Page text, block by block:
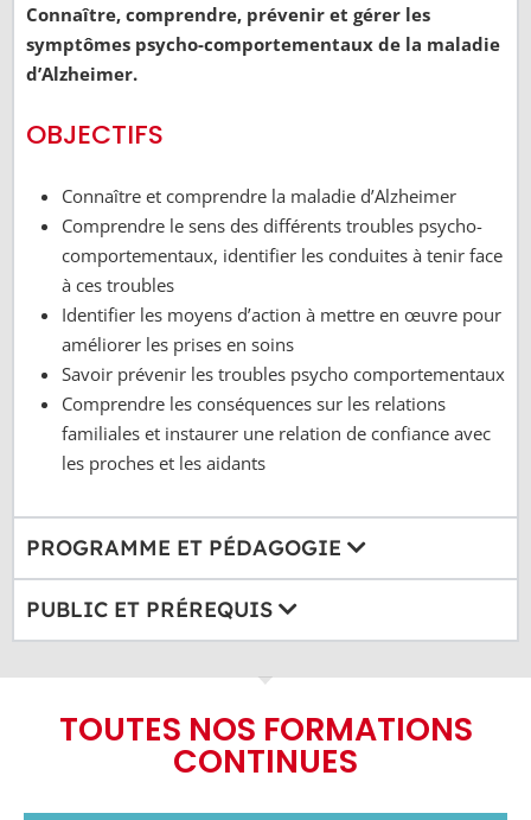
Connaître, comprendre, prévenir et gérer les
symptômes psycho-comportementaux de la maladie
d’Alzheimer.
OBJECTIFS
Connaître et comprendre la maladie d’Alzheimer
Comprendre le sens des différents troubles psycho-
comportementaux, identifier les conduites à tenir face
à ces troubles
Identifier les moyens d’action à mettre en œuvre pour
améliorer les prises en soins
Savoir prévenir les troubles psycho comportementaux
Comprendre les conséquences sur les relations
familiales et instaurer une relation de confiance avec
les proches et les aidants
PROGRAMME ET PÉDAGOGIE
PUBLIC ET PRÉREQUIS
TOUTES NOS FORMATIONS
CONTINUES